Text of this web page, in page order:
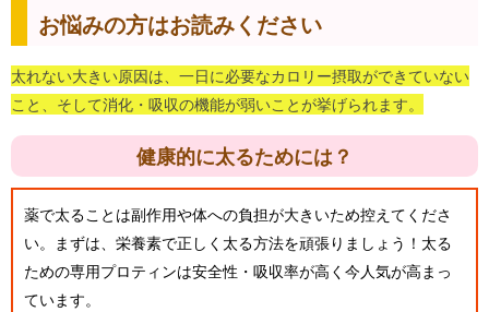
お悩みの方はお読みください
太れない大きい原因は、一日に必要なカロリー摂取ができていない
こと、そして消化・吸収の機能が弱いことが挙げられます。
健康的に太るためには？
薬で太ることは副作用や体への負担が大きいため控えてくださ
い。まずは、栄養素で正しく太る方法を頑張りましょう！太る
ための専用プロティンは安全性・吸収率が高く今人気が高まっ
ています。